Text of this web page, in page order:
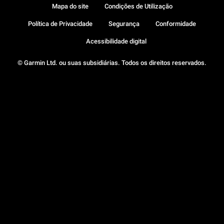
© Garmin Ltd. ou suas subsidiárias. Todos os direitos reservados.
Mapa do site Condições de Utilização
Política de Privacidade Segurança Conformidade
Acessibilidade digital